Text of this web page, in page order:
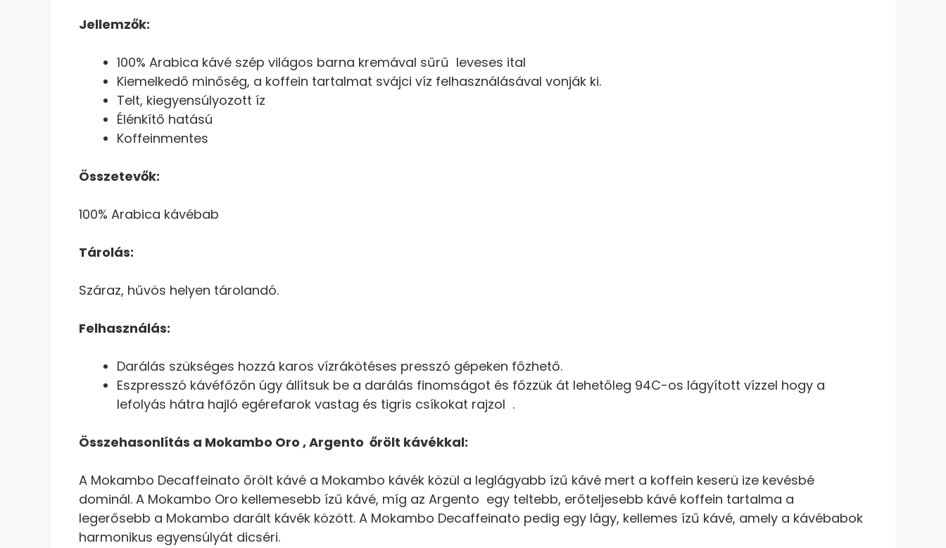
Jellemzők:
100% Arabica kávé szép világos barna kremával sűrű leveses ital
Kiemelkedő minőség, a koffein tartalmat svájci víz felhasználásával vonják ki.
Telt, kiegyensúlyozott íz
Élénkítő hatású
Koffeinmentes
Összetevők:
100% Arabica kávébab
Tárolás:
Száraz, hűvös helyen tárolandó.
Felhasználás:
Darálás szükséges hozzá karos vízrákötéses presszó gépeken főzhető.
Eszpresszó kávéfőzőn úgy állítsuk be a darálás finomságot és főzzük át lehetőleg 94C-os lágyított vízzel hogy a
lefolyás hátra hajló egérefarok vastag és tigris csíkokat rajzol .
Összehasonlítás a Mokambo Oro , Argento őrölt kávékkal:
A Mokambo Decaffeinato őrölt kávé a Mokambo kávék közül a leglágyabb ízű kávé mert a koffein keserü ize kevésbé
dominál. A Mokambo Oro kellemesebb ízű kávé, míg az Argento egy teltebb, erőteljesebb kávé koffein tartalma a
legerősebb a Mokambo darált kávék között. A Mokambo Decaffeinato pedig egy lágy, kellemes ízű kávé, amely a kávébabok
harmonikus egyensúlyát dicséri.